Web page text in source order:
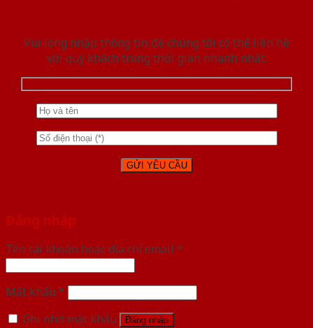
Vui lòng nhập thông tin để chúng tôi có thể liên hệ
với quý khách trong thời gian nhanh nhất.
Đăng nhập
Tên tài khoản hoặc địa chỉ email *
Mật khẩu *
Ghi nhớ mật khẩu
Đăng nhập